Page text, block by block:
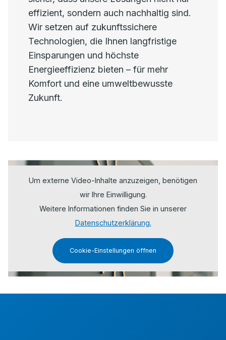
effizient, sondern auch nachhaltig sind.
Wir setzen auf zukunftssichere
Technologien, die Ihnen langfristige
Einsparungen und höchste
Energieeffizienz bieten – für mehr
Komfort und eine umweltbewusste
Zukunft.
Um externe Video-Inhalte anzuzeigen, benötigen
wir Ihre Einwilligung.
Weitere Informationen finden Sie in unserer
Datenschutzerklärung.
Cookie-Einstellungen öffnen